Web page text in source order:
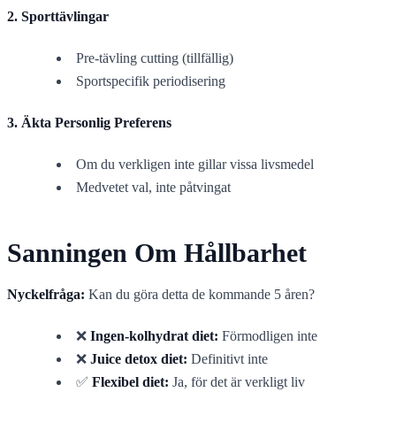
2. Sporttävlingar
Pre-tävling cutting (tillfällig)
Sportspecifik periodisering
3. Äkta Personlig Preferens
Om du verkligen inte gillar vissa livsmedel
Medvetet val, inte påtvingat
Sanningen Om Hållbarhet
Nyckelfråga: Kan du göra detta de kommande 5 åren?
❌ Ingen-kolhydrat diet: Förmodligen inte
❌ Juice detox diet: Definitivt inte
✅ Flexibel diet: Ja, för det är verkligt liv